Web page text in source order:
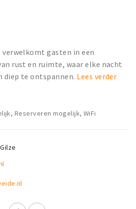
verwelkomt gasten in een
rust en ruimte, waar elke nacht
diep te ontspannen. Lees verder
Reserveren mogelijk, WiFi
Gilze